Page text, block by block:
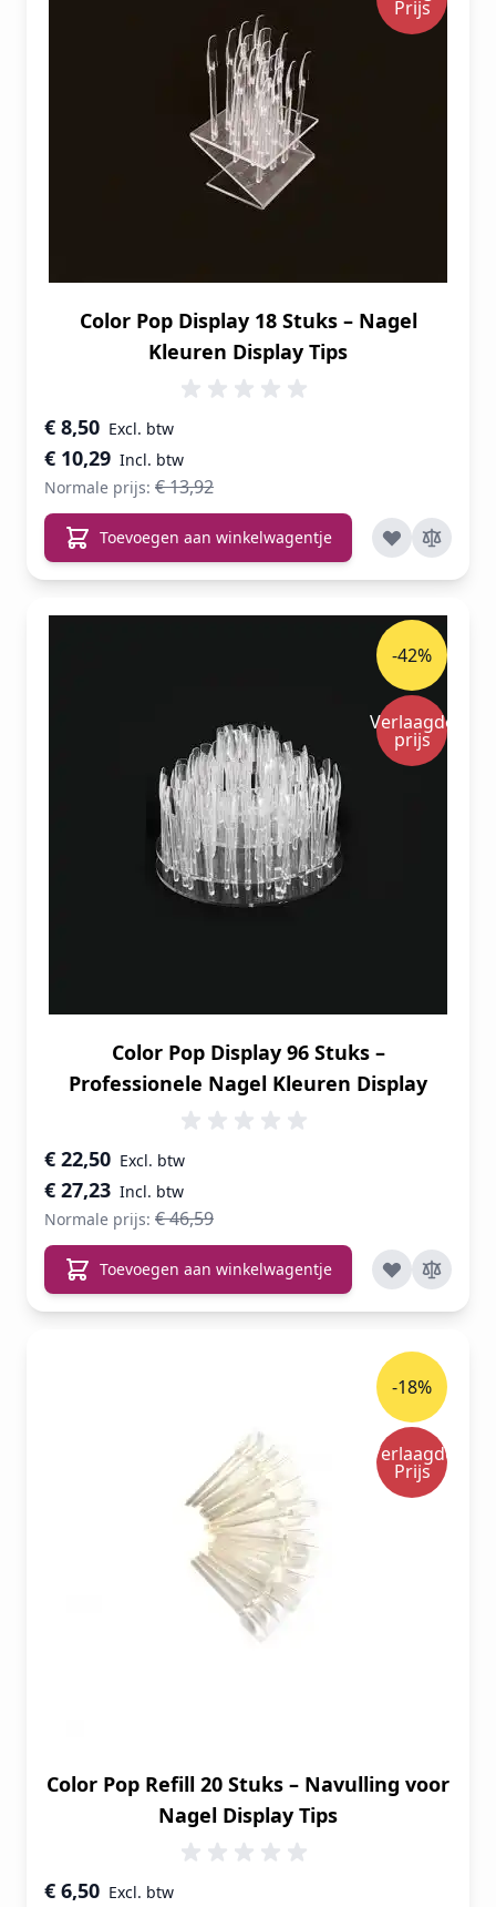
Color Pop Display 18 Stuks – Nagel
Kleuren Display Tips
Speciale prijs
€ 10,29
€ 8,50
Normale prijs: € 13,92
Prijs
Toevoegen aan winkelwagentje
Color Pop Display 96 Stuks –
Professionele Nagel Kleuren Display
Speciale prijs
€ 27,23
€ 22,50
Normale prijs: € 46,59
-42%
Verlaagde
prijs
Toevoegen aan winkelwagentje
Color Pop Refill 20 Stuks – Navulling voor
Nagel Display Tips
Speciale prijs
€ 6,50
-18%
Verlaagde
Prijs